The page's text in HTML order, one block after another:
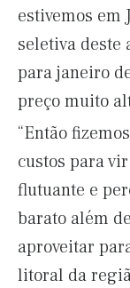
estivemos em
seletiva deste
para janeiro
preço muito
“Então
custos para
flutuante e
barato além
aproveitar
litoral da